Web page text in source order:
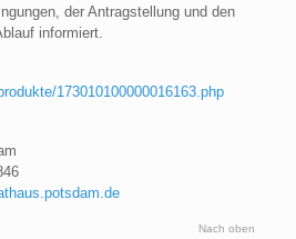
der Antragstellung und den
informiert.
173010100000016163.php
Nach oben